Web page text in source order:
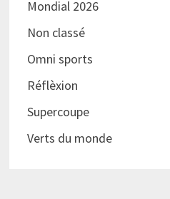
Mondial 2026
Non classé
Omni sports
Réflèxion
Supercoupe
Verts du monde